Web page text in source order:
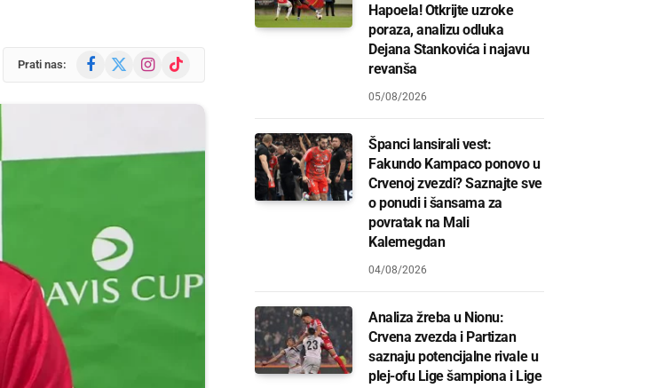
Prati nas: Facebook Instagram
TikTok
Hapoela! Otkrijte uzroke
poraza, analizu odluka
Dejana Stankovića i najavu
revanša
05/08/2026
Španci lansirali vest:
Fakundo Kampaco ponovo u
Crvenoj zvezdi? Saznajte sve
o ponudi i šansama za
povratak na Mali
Kalemegdan
04/08/2026
Analiza žreba u Nionu:
Crvena zvezda i Partizan
saznaju potencijalne rivale u
plej-ofu Lige šampiona i Lige